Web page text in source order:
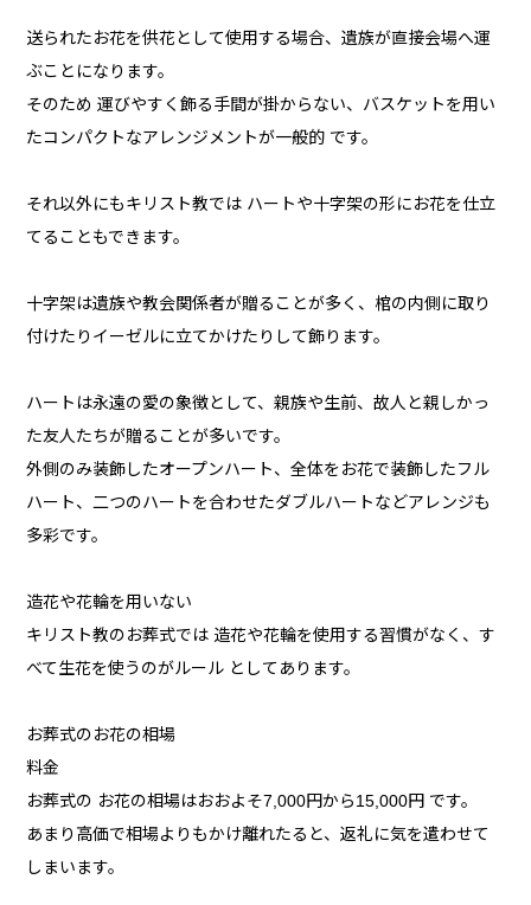
送られたお花を供花として使用する場合、遺族が直接会場へ運
ぶことになります。
そのため 運びやすく飾る手間が掛からない、バスケットを用い
たコンパクトなアレンジメントが一般的 です。
それ以外にもキリスト教では ハートや十字架の形にお花を仕立
てることもできます。
十字架は遺族や教会関係者が贈ることが多く、棺の内側に取り
付けたりイーゼルに立てかけたりして飾ります。
ハートは永遠の愛の象徴として、親族や生前、故人と親しかっ
た友人たちが贈ることが多いです。
外側のみ装飾したオープンハート、全体をお花で装飾したフル
ハート、二つのハートを合わせたダブルハートなどアレンジも
多彩です。
造花や花輪を用いない
キリスト教のお葬式では 造花や花輪を使用する習慣がなく、す
べて生花を使うのがルール としてあります。
お葬式のお花の相場
料金
お葬式の お花の相場はおおよそ7,000円から15,000円 です。
あまり高価で相場よりもかけ離れたると、返礼に気を遣わせて
しまいます。